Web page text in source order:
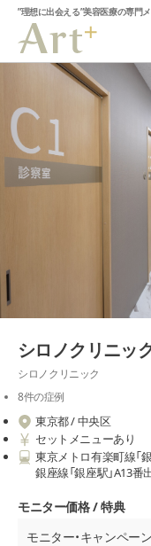
”理想に出会える”美容医療の専門
シロノクリニッ
シロノクリニック
8件の症例
東京都 / 中央区
セットメニューあり
東京メトロ有楽町線「
銀座線「銀座駅」A13番
モニター価格 / 特典
モニター・キャンペー